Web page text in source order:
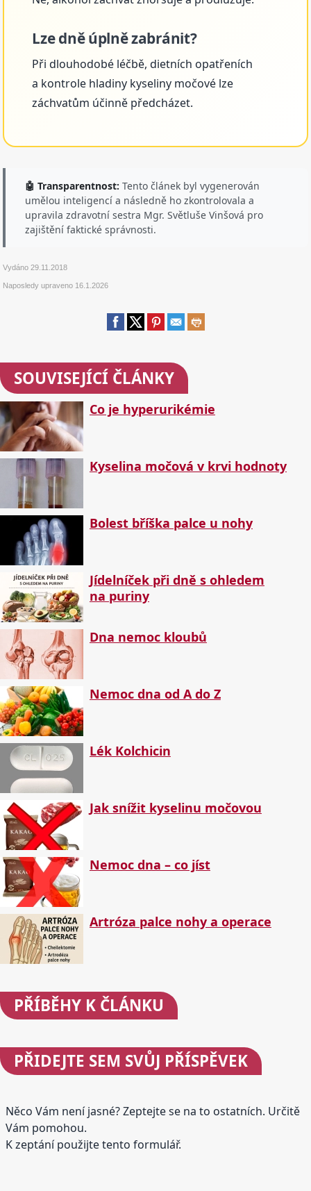
Lze dně úplně zabránit?
Při dlouhodobé léčbě, dietních opatřeních
a kontrole hladiny kyseliny močové lze
záchvatům účinně předcházet.
🤖 Transparentnost: Tento článek byl vygenerován
umělou inteligencí a následně ho zkontrolovala a
upravila zdravotní sestra Mgr. Světluše Vinšová pro
zajištění faktické správnosti.
Vydáno29.11.2018
Naposledy upraveno 16.1.2026
SOUVISEJÍCÍ ČLÁNKY
Co je hyperurikémie
Kyselina močová v krvi hodnoty
Bolest bříška palce u nohy
Jídelníček při dně s ohledem
na puriny
Dna nemoc kloubů
Nemoc dna od A do Z
Lék Kolchicin
Jak snížit kyselinu močovou
Nemoc dna – co jíst
Artróza palce nohy a operace
PŘÍBĚHY K ČLÁNKU
PŘIDEJTE SEM SVŮJ PŘÍSPĚVEK
Něco Vám není jasné? Zeptejte se na to ostatních. Určitě
Vám pomohou.
K zeptání použijte tento formulář.